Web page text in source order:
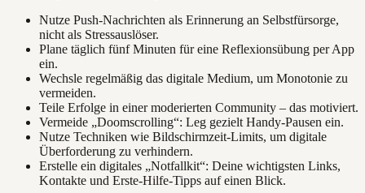
Nutze Push-Nachrichten als Erinnerung an Selbstfürsorge,
nicht als Stressauslöser.
Plane täglich fünf Minuten für eine Reflexionsübung per App
ein.
Wechsle regelmäßig das digitale Medium, um Monotonie zu
vermeiden.
Teile Erfolge in einer moderierten Community – das motiviert.
Vermeide „Doomscrolling“: Leg gezielt Handy-Pausen ein.
Nutze Techniken wie Bildschirmzeit-Limits, um digitale
Überforderung zu verhindern.
Erstelle ein digitales „Notfallkit“: Deine wichtigsten Links,
Kontakte und Erste-Hilfe-Tipps auf einen Blick.